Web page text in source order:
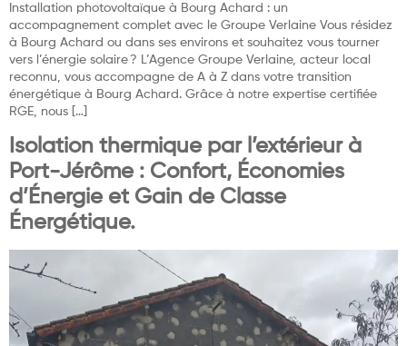
Installation photovoltaïque à Bourg Achard : un
accompagnement complet avec le Groupe Verlaine Vous résidez
à Bourg Achard ou dans ses environs et souhaitez vous tourner
vers l’énergie solaire ? L’Agence Groupe Verlaine, acteur local
reconnu, vous accompagne de A à Z dans votre transition
énergétique à Bourg Achard. Grâce à notre expertise certifiée
RGE, nous […]
Isolation thermique par l’extérieur à
Port-Jérôme : Confort, Économies
d’Énergie et Gain de Classe
Énergétique.